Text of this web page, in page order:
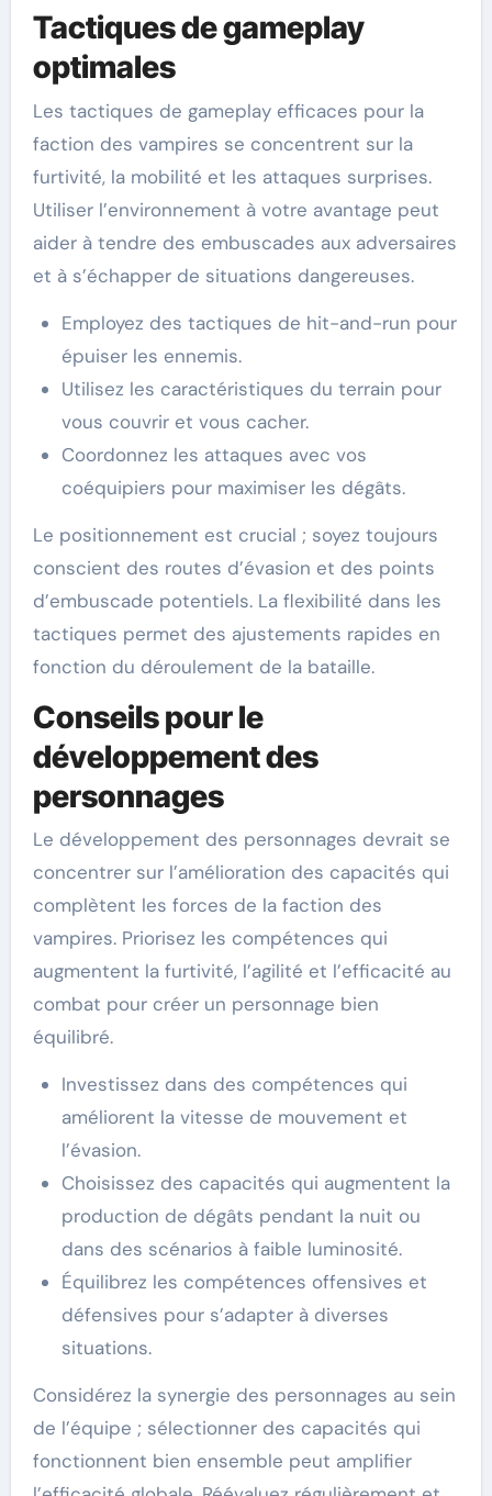
Tactiques de gameplay
optimales
Les tactiques de gameplay efficaces pour la
faction des vampires se concentrent sur la
furtivité, la mobilité et les attaques surprises.
Utiliser l’environnement à votre avantage peut
aider à tendre des embuscades aux adversaires
et à s’échapper de situations dangereuses.
Employez des tactiques de hit-and-run pour
épuiser les ennemis.
Utilisez les caractéristiques du terrain pour
vous couvrir et vous cacher.
Coordonnez les attaques avec vos
coéquipiers pour maximiser les dégâts.
Le positionnement est crucial ; soyez toujours
conscient des routes d’évasion et des points
d’embuscade potentiels. La flexibilité dans les
tactiques permet des ajustements rapides en
fonction du déroulement de la bataille.
Conseils pour le
développement des
personnages
Le développement des personnages devrait se
concentrer sur l’amélioration des capacités qui
complètent les forces de la faction des
vampires. Priorisez les compétences qui
augmentent la furtivité, l’agilité et l’efficacité au
combat pour créer un personnage bien
équilibré.
Investissez dans des compétences qui
améliorent la vitesse de mouvement et
l’évasion.
Choisissez des capacités qui augmentent la
production de dégâts pendant la nuit ou
dans des scénarios à faible luminosité.
Équilibrez les compétences offensives et
défensives pour s’adapter à diverses
situations.
Considérez la synergie des personnages au sein
de l’équipe ; sélectionner des capacités qui
fonctionnent bien ensemble peut amplifier